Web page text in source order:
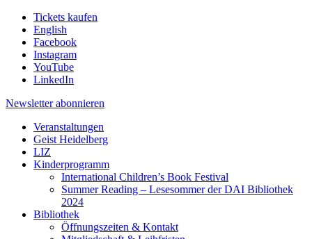
Tickets kaufen
English
Facebook
Instagram
YouTube
LinkedIn
Newsletter abonnieren
Veranstaltungen
Geist Heidelberg
LIZ
Kinderprogramm
International Children’s Book Festival
Summer Reading – Lesesommer der DAI Bibliothek
2024
Bibliothek
Öffnungszeiten & Kontakt